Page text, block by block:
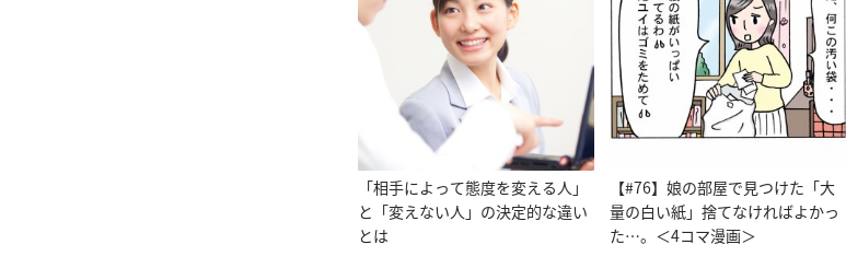
「相手によって態度を変える人」
と「変えない人」の決定的な違い
とは
【#76】娘の部屋で見つけた「大
量の白い紙」捨てなければよかっ
た…。＜4コマ漫画＞